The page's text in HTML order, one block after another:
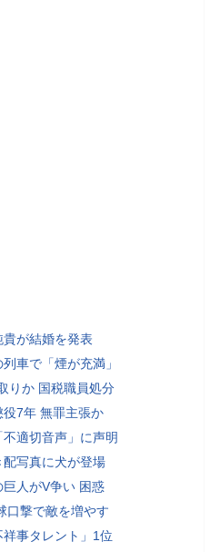
が結婚を発表
車で「煙が充満」
りか 国税職員処分
役7年 無罪主張か
適切音声」に声明
写真に犬が登場
人がV争い 困惑
口撃で敵を増やす
祥事タレント」1位